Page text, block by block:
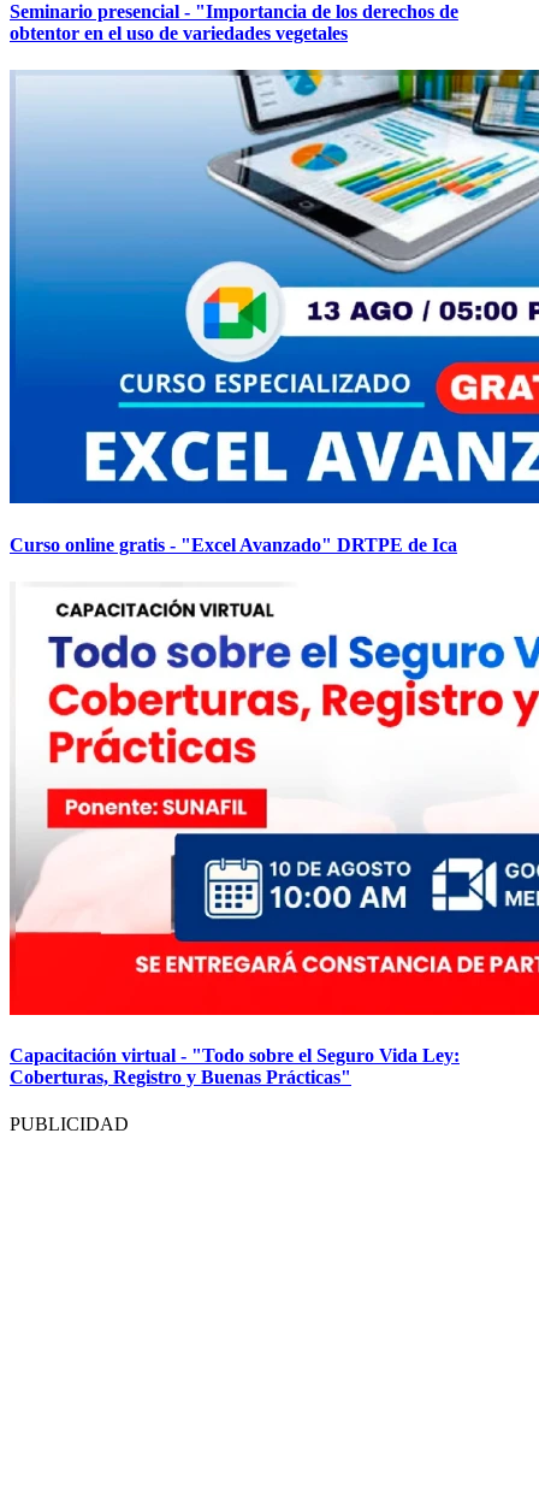
Seminario presencial - "Importancia de los derechos de
obtentor en el uso de variedades vegetales
Curso online gratis - "Excel Avanzado" DRTPE de Ica
Capacitación virtual - "Todo sobre el Seguro Vida Ley:
Coberturas, Registro y Buenas Prácticas"
PUBLICIDAD